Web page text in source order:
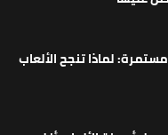
لماذا تنجح الألعاب